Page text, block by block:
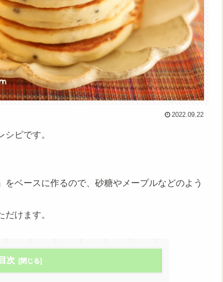
2022.09.22
ピです。
ベースに作るので、砂糖やメープルなどのよう
けます。
次